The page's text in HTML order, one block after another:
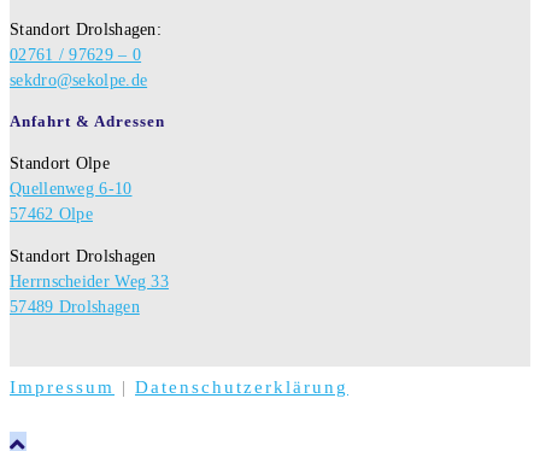
Standort Drolshagen:
02761 / 97629 – 0
sekdro@sekolpe.de
Anfahrt & Adressen
Standort Olpe
Quellenweg 6-10
57462 Olpe
Standort Drolshagen
Herrnscheider Weg 33
57489 Drolshagen
Impressum | Datenschutzerklärung